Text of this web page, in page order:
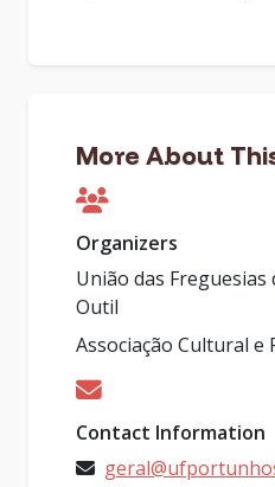
More About
Organizers
União das
Outil
Associação Cultural e
Contact Information